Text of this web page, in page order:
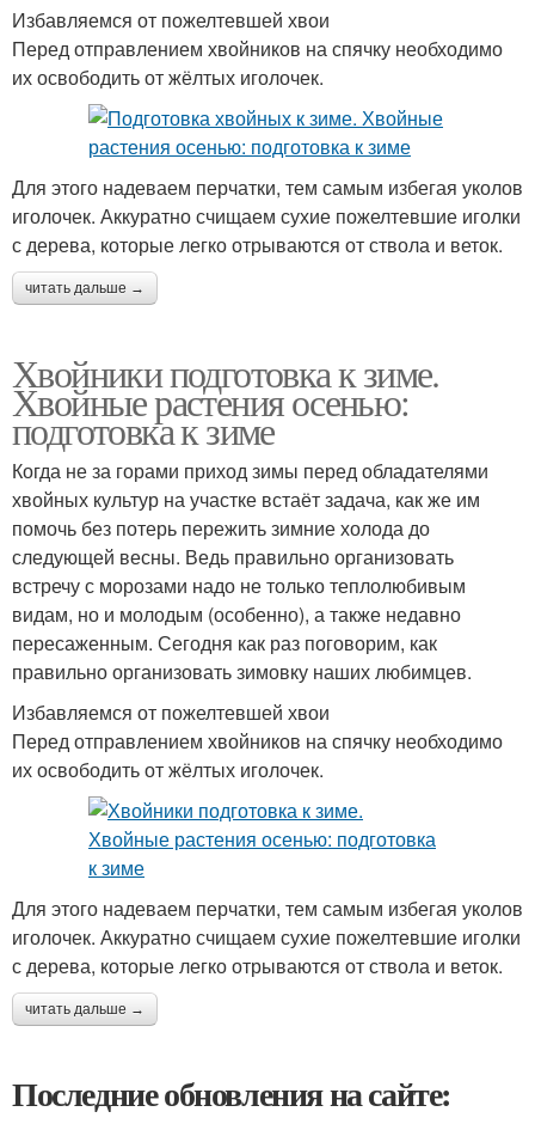
Избавляемся от пожелтевшей хвои
Перед отправлением хвойников на спячку необходимо
их освободить от жёлтых иголочек.
Для этого надеваем перчатки, тем самым избегая уколов
иголочек. Аккуратно счищаем сухие пожелтевшие иголки
с дерева, которые легко отрываются от ствола и веток.
читать дальше →
Хвойники подготовка к зиме.
Хвойные растения осенью:
подготовка к зиме
Когда не за горами приход зимы перед обладателями
хвойных культур на участке встаёт задача, как же им
помочь без потерь пережить зимние холода до
следующей весны. Ведь правильно организовать
встречу с морозами надо не только теплолюбивым
видам, но и молодым (особенно), а также недавно
пересаженным. Сегодня как раз поговорим, как
правильно организовать зимовку наших любимцев.
Избавляемся от пожелтевшей хвои
Перед отправлением хвойников на спячку необходимо
их освободить от жёлтых иголочек.
Для этого надеваем перчатки, тем самым избегая уколов
иголочек. Аккуратно счищаем сухие пожелтевшие иголки
с дерева, которые легко отрываются от ствола и веток.
читать дальше →
Последние обновления на сайте: